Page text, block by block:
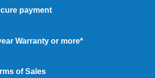
payment
Warranty or more*
of Sales